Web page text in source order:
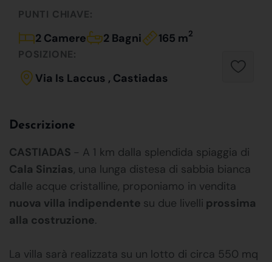
PUNTI CHIAVE:
2 Camere 2 Bagni 165 m2
POSIZIONE:
Via Is Laccus , Castiadas
Descrizione
CASTIADAS - A 1 km dalla splendida spiaggia di
Cala Sinzias, una lunga distesa di sabbia bianca
dalle acque cristalline, proponiamo in vendita
nuova villa indipendente su due livelli prossima
alla costruzione.
La villa sarà realizzata su un lotto di circa 550 mq